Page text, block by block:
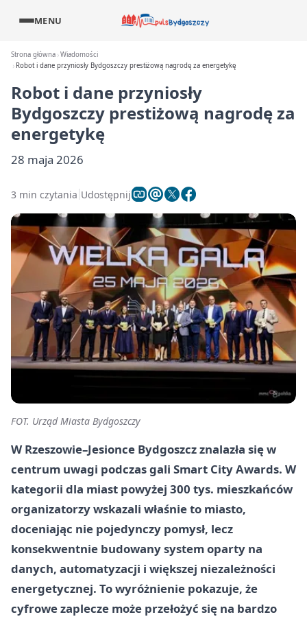
MENU
Strona główna Wiadomości
Robot i dane przyniosły Bydgoszczy prestiżową nagrodę za energetykę
Robot i dane przyniosły
Bydgoszczy prestiżową nagrodę za
energetykę
28 maja 2026
3 min czytania Udostępnij
FOT. Urząd Miasta Bydgoszczy
W Rzeszowie–Jesionce Bydgoszcz znalazła się w
centrum uwagi podczas gali Smart City Awards. W
kategorii dla miast powyżej 300 tys. mieszkańców
organizatorzy wskazali właśnie to miasto,
doceniając nie pojedynczy pomysł, lecz
konsekwentnie budowany system oparty na
danych, automatyzacji i większej niezależności
energetycznej. To wyróżnienie pokazuje, że
cyfrowe zaplecze może przełożyć się na bardzo